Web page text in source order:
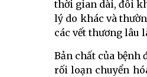
thời gian dài, đôi
lý do khác và
các vết thương lâu
Bản chất của
rối loạn chuyển